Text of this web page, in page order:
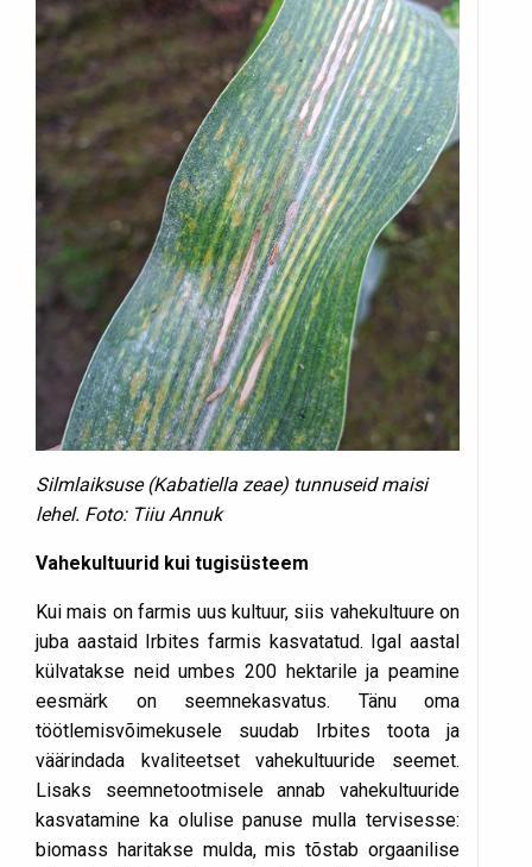
Silmlaiksuse (Kabatiella zeae) tunnuseid maisi
lehel. Foto: Tiiu Annuk
Vahekultuurid kui tugisüsteem
Kui mais on farmis uus kultuur, siis vahekultuure on
juba aastaid Irbites farmis kasvatatud. Igal aastal
külvatakse neid umbes 200 hektarile ja peamine
eesmärk on seemnekasvatus. Tänu oma
töötlemisvõimekusele suudab Irbites toota ja
väärindada kvaliteetset vahekultuuride seemet.
Lisaks seemnetootmisele annab vahekultuuride
kasvatamine ka olulise panuse mulla tervisesse:
biomass haritakse mulda, mis tõstab orgaanilise